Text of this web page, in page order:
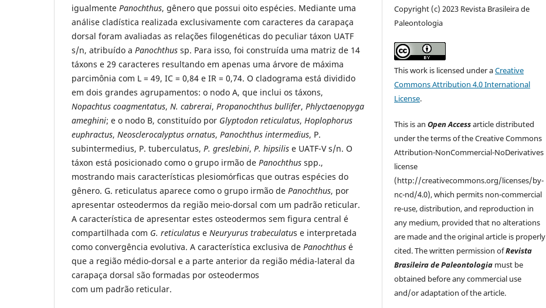
igualmente Panochthus, gênero que possui oito espécies. Mediante uma
análise cladística realizada exclusivamente com caracteres da carapaça
dorsal foram avaliadas as relações filogenéticas do peculiar táxon UATF
s/n, atribuído a Panochthus sp. Para isso, foi construída uma matriz de 14
táxons e 29 caracteres resultando em apenas uma árvore de máxima
parcimônia com L = 49, IC = 0,84 e IR = 0,74. O cladograma está dividido
em dois grandes agrupamentos: o nodo A, que inclui os táxons,
Nopachtus coagmentatus, N. cabrerai, Propanochthus bullifer, Phlyctaenopyga
ameghini; e o nodo B, constituído por Glyptodon reticulatus, Hoplophorus
euphractus, Neosclerocalyptus ornatus, Panochthus intermedius, P.
subintermedius, P. tuberculatus, P. greslebini, P. hipsilis e UATF-V s/n. O
táxon está posicionado como o grupo irmão de Panochthus spp.,
mostrando mais características plesiomórficas que outras espécies do
gênero. G. reticulatus aparece como o grupo irmão de Panochthus, por
apresentar osteodermos da região meio-dorsal com um padrão reticular.
A característica de apresentar estes osteodermos sem figura central é
compartilhada com G. reticulatus e Neuryurus trabeculatus e interpretada
como convergência evolutiva. A característica exclusiva de Panochthus é
que a região médio-dorsal e a parte anterior da região média-lateral da
carapaça dorsal são formadas por osteodermos
com um padrão reticular.
Copyright (c) 2023 Revista Brasileira de
Paleontologia
This work is licensed under aCreative
Commons Attribution 4.0 International
License.
This is anOpen Accessarticle distributed
under the terms of the Creative Commons
Attribution-NonCommercial-NoDerivatives
license
(http://creativecommons.org/licenses/by-
nc-nd/4.0), which permits non-commercial
re-use, distribution, and reproduction in
any medium, provided that no alterations
are made and the original article is properly
cited. The written permission ofRevista
Brasileira de Paleontologia must be
obtained before any commercial use
and/or adaptation of the article.